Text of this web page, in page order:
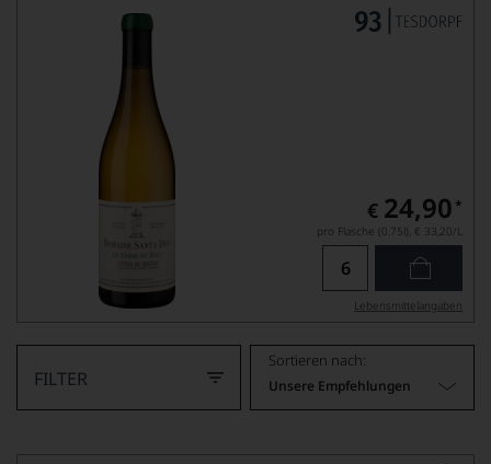
€ 24,90 *
pro Flasche (0.75l), € 33,20/L
Lebensmittel­angaben
FILTER
Sortieren nach:
Unsere Empfehlungen